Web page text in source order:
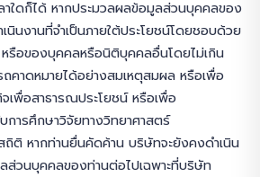
าใดก็ได้ หากประมวลผลข้อมูลส่วนบุคคลของ
นินงานที่จำเป็นภายใต้ประโยชน์โดยชอบด้วย
รือของบุคคลหรือนิติบุคคลอื่นโดยไม่เกิน
ถคาดหมายได้อย่างสมเหตุสมผล หรือเพื่อ
เพื่อสาธารณประโยชน์ หรือเพื่อ
การศึกษาวิจัยทางวิทยาศาสตร์
ติ หากท่านยื่นคัดค้าน บริษัทจะยังคงดำเนิน
ส่วนบุคคลของท่านต่อไปเฉพาะที่บริษัท